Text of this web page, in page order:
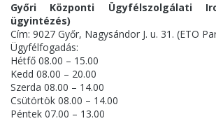
Győri Központi Ügyfélszolgálati
ügyintézés)
Cím: 9027 Győr, Nagysándor J. u. 31. (ETO
Ügyfélfogadás:
Hétfő 08.00 – 15.00
Kedd 08.00 – 20.00
Szerda 08.00 – 14.00
Csütörtök 08.00 – 14.00
Péntek 07.00 – 13.00